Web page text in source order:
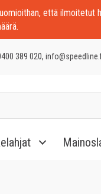
että ilmoitetut
389 020,